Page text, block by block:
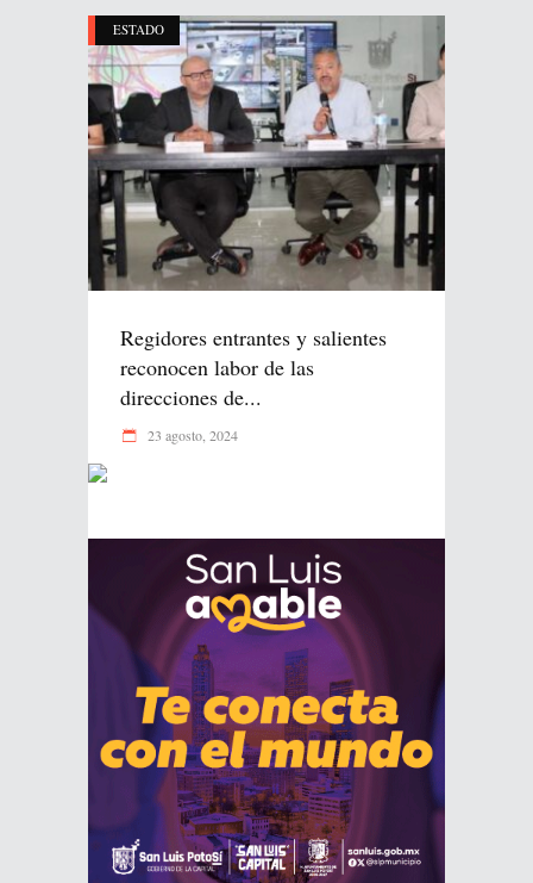
ESTADO
Regidores entrantes y salientes
reconocen labor de las
direcciones de...
23 agosto, 2024